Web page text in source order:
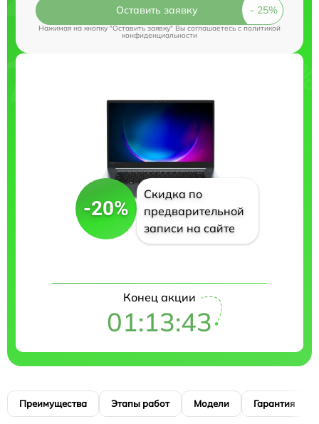
Оставить заявку
Нажимая на кнопку "Оставить заявку" Вы соглашаетесь cполитикой
конфиденциальности
-20%
Скидка по
предварительной
записи на сайте
Конец акции
01:13:42
Преимущества Этапы работ Модели Гарантия